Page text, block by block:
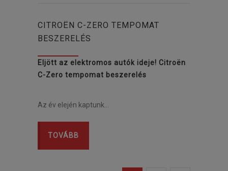
CITROËN C-ZERO TEMPOMAT
BESZERELÉS
Eljött az elektromos autók ideje! Citroën
C-Zero tempomat beszerelés
Az év elején kaptunk…
TOVÁBB